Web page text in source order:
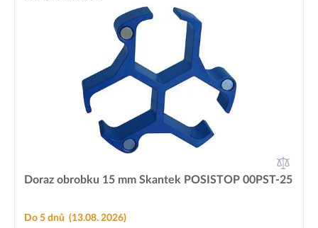
Doraz obrobku 15 mm Skantek POSISTOP 00PST-25
Do 5 dnů (13.08. 2026)